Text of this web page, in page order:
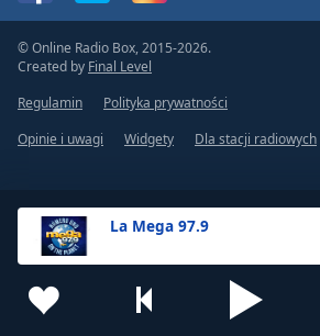
La Mega 97.9
© Online Radio Box, 2015-2026.
Created by Final Level
Regulamin
Polityka prywatności
Opinie i uwagi
Widgety Dla stacji radiowych